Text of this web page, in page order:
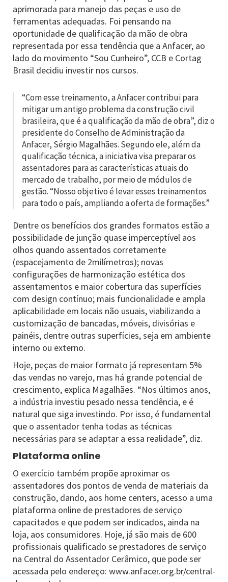
aprimorada para manejo das peças e uso de
ferramentas adequadas. Foi pensando na
oportunidade de qualificação da mão de obra
representada por essa tendência que a Anfacer, ao
lado do movimento “Sou Cunheiro”, CCB e Cortag
Brasil decidiu investir nos cursos.
“Com esse treinamento, a Anfacer contribui para
mitigar um antigo problema da construção civil
brasileira, que é a qualificação da mão de obra”, diz o
presidente do Conselho de Administração da
Anfacer, Sérgio Magalhães. Segundo ele, além da
qualificação técnica, a iniciativa visa preparar os
assentadores para as características atuais do
mercado de trabalho, por meio de módulos de
gestão. “Nosso objetivo é levar esses treinamentos
para todo o país, ampliando a oferta de formações.”
Dentre os benefícios dos grandes formatos estão a
possibilidade de junção quase imperceptível aos
olhos quando assentados corretamente
(espacejamento de 2milímetros); novas
configurações de harmonização estética dos
assentamentos e maior cobertura das superfícies
com design contínuo; mais funcionalidade e ampla
aplicabilidade em locais não usuais, viabilizando a
customização de bancadas, móveis, divisórias e
painéis, dentre outras superfícies, seja em ambiente
interno ou externo.
Hoje, peças de maior formato já representam 5%
das vendas no varejo, mas há grande potencial de
crescimento, explica Magalhães. “Nos últimos anos,
a indústria investiu pesado nessa tendência, e é
natural que siga investindo. Por isso, é fundamental
que o assentador tenha todas as técnicas
necessárias para se adaptar a essa realidade”, diz.
Plataforma online
O exercício também propõe aproximar os
assentadores dos pontos de venda de materiais da
construção, dando, aos home centers, acesso a uma
plataforma online de prestadores de serviço
capacitados e que podem ser indicados, ainda na
loja, aos consumidores. Hoje, já são mais de 600
profissionais qualificado se prestadores de serviço
na Central do Assentador Cerâmico, que pode ser
acessada pelo endereço: www.anfacer.org.br/central-